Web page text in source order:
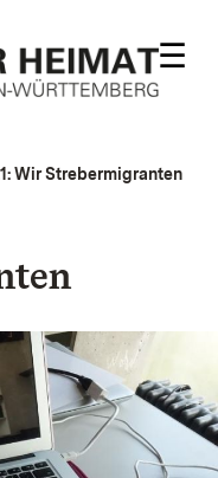
☰
Wir Strebermigranten